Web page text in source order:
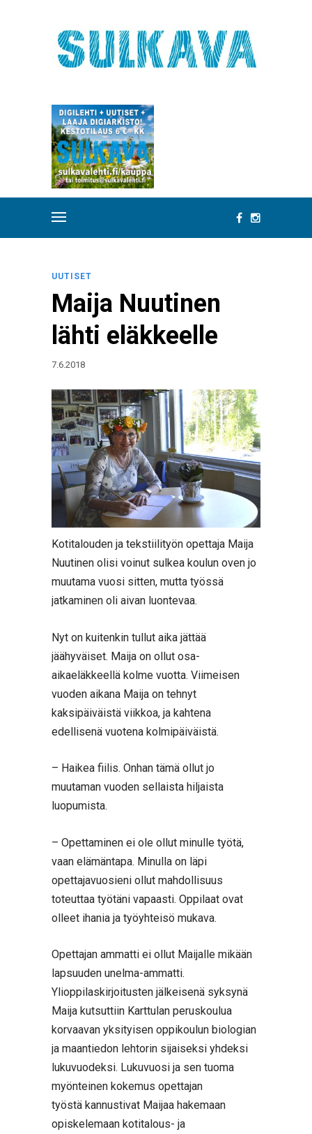
UUTISET
Maija Nuutinen
lähti eläkkeelle
7.6.2018
Kotitalouden ja tekstiilityön opettaja Maija
Nuutinen olisi voinut sulkea koulun oven jo
muutama vuosi sitten, mutta työssä
jatkaminen oli aivan luontevaa.
Nyt on kuitenkin tullut aika jättää
jäähyväiset. Maija on ollut osa-
aikaeläkkeellä kolme vuotta. Viimeisen
vuoden aikana Maija on tehnyt
kaksipäiväistä viikkoa, ja kahtena
edellisenä vuotena kolmipäiväistä.
– Haikea fiilis. Onhan tämä ollut jo
muutaman vuoden sellaista hiljaista
luopumista.
– Opettaminen ei ole ollut minulle työtä,
vaan elämäntapa. Minulla on läpi
opettajavuosieni ollut mahdollisuus
toteuttaa työtäni vapaasti. Oppilaat ovat
olleet ihania ja työyhteisö mukava.
Opettajan ammatti ei ollut Maijalle mikään
lapsuuden unelma-ammatti.
Ylioppilaskirjoitusten jälkeisenä syksynä
Maija kutsuttiin Karttulan peruskoulua
korvaavan yksityisen oppikoulun biologian
ja maantiedon lehtorin sijaiseksi yhdeksi
lukuvuodeksi. Lukuvuosi ja sen tuoma
myönteinen kokemus opettajan
työstä kannustivat Maijaa hakemaan
opiskelemaan kotitalous- ja